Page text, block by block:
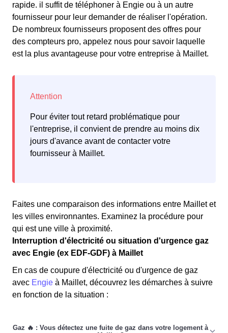
rapide. il suffit de téléphoner à Engie ou à un autre
fournisseur pour leur demander de réaliser l'opération.
De nombreux fournisseurs proposent des offres pour
des compteurs pro, appelez nous pour savoir laquelle
est la plus avantageuse pour votre entreprise à Maillet.
Pour éviter tout retard problématique pour
l'entreprise, il convient de prendre au moins dix
jours d'avance avant de contacter votre
fournisseur à Maillet.
Faites une comparaison des informations entre Maillet et
les villes environnantes. Examinez la procédure pour
qui est une ville à proximité.
Interruption d'électricité ou situation d'urgence gaz
avec Engie (ex EDF-GDF) à Maillet
En cas de coupure d'électricité ou d'urgence de gaz
avec Engie à Maillet, découvrez les démarches à suivre
en fonction de la situation :